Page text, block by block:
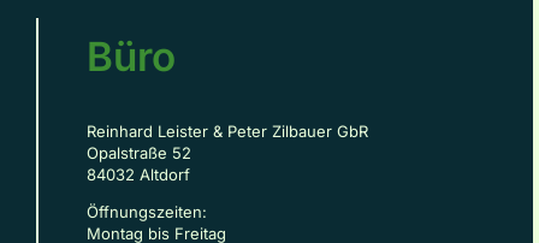
Büro
Reinhard Leister & Peter Zilbauer GbR
Opalstraße 52
84032 Altdorf
Öffnungszeiten:
Montag bis Freitag